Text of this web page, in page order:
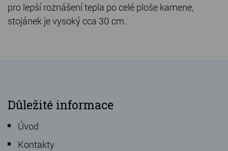
pro lepší roznášení tepla po celé ploše kamene,
stojánek je vysoký cca 30 cm.
Důležité informace
Úvod
Kontakty